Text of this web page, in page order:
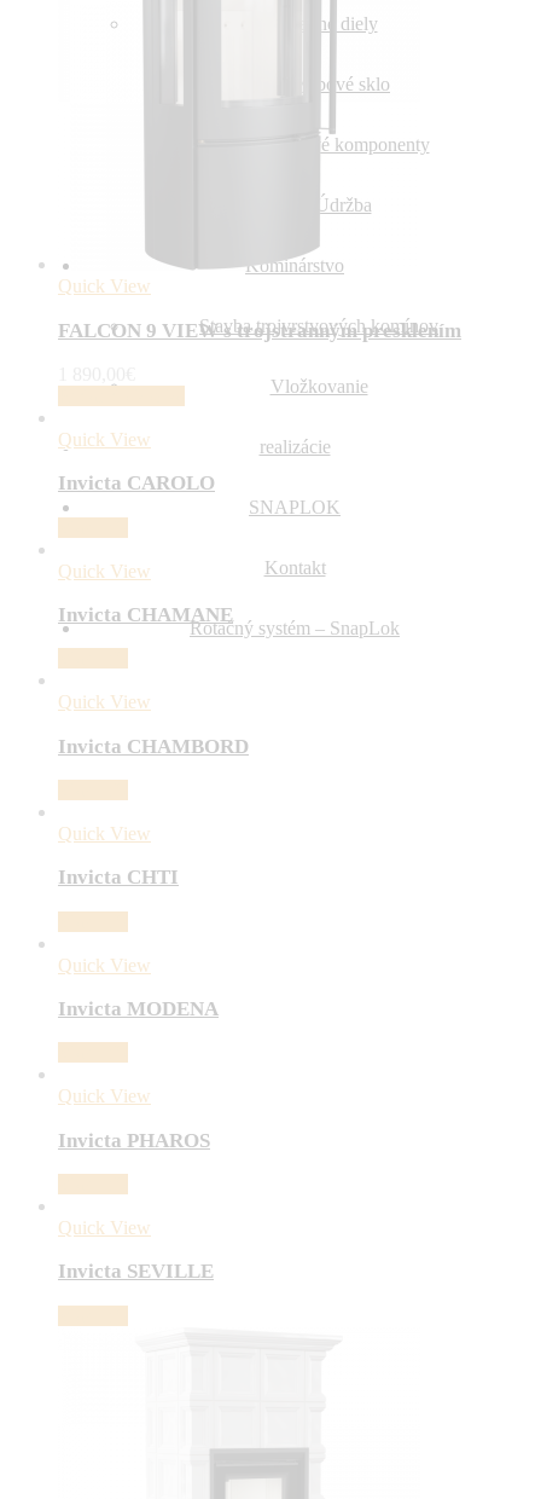
Náhradné diely
Krbové sklo
Liatinové komponenty
Údržba
Kominárstvo
Stavba trojvrstvových komínov
Vložkovanie
realizácie
SNAPLOK
Kontakt
Rotačný systém – SnapLok
Quick View
FALCON 9 VIEW s trojstranným presklením
Quick View
Invicta CAROLO
Quick View
Invicta CHAMANE
Quick View
Invicta CHAMBORD
Quick View
Invicta CHTI
Quick View
Invicta MODENA
Quick View
Invicta PHAROS
Quick View
Invicta SEVILLE